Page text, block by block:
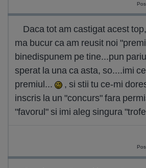
Daca tot am castigat acest
ma bucur ca am reusit noi
binedispunem pe tine...pun
sperat la una ca asta, so....imi
premiul...
, si stii tu ce-mi
inscris la un "concurs" fara
"favorul" si imi aleg singura